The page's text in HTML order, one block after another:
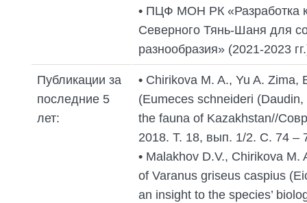
• ПЦФ МОН РК «Разработка
Северного Тянь-Шаня для
разнообразия» (2021-2023
Публикации за
последние 5
лет:
• Chirikova M. A., Yu A. Zima,
(Eumeces schneideri
the fauna of Kazakhstan//
2018. Т. 18, вып. 1/2. С. 74 –
• Malakhov D.V., Chirikova M.
of Varanus griseus caspius
an insight to the species’